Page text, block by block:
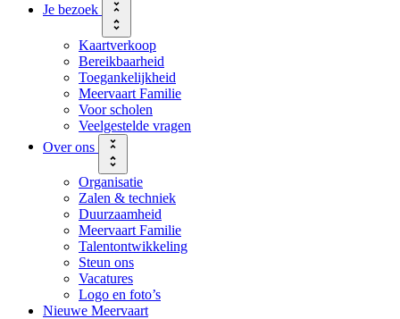
Je bezoek
Kaartverkoop
Bereikbaarheid
Toegankelijkheid
Meervaart Familie
Voor scholen
Veelgestelde vragen
Over ons
Organisatie
Zalen & techniek
Duurzaamheid
Meervaart Familie
Talentontwikkeling
Steun ons
Vacatures
Logo en foto’s
Nieuwe Meervaart